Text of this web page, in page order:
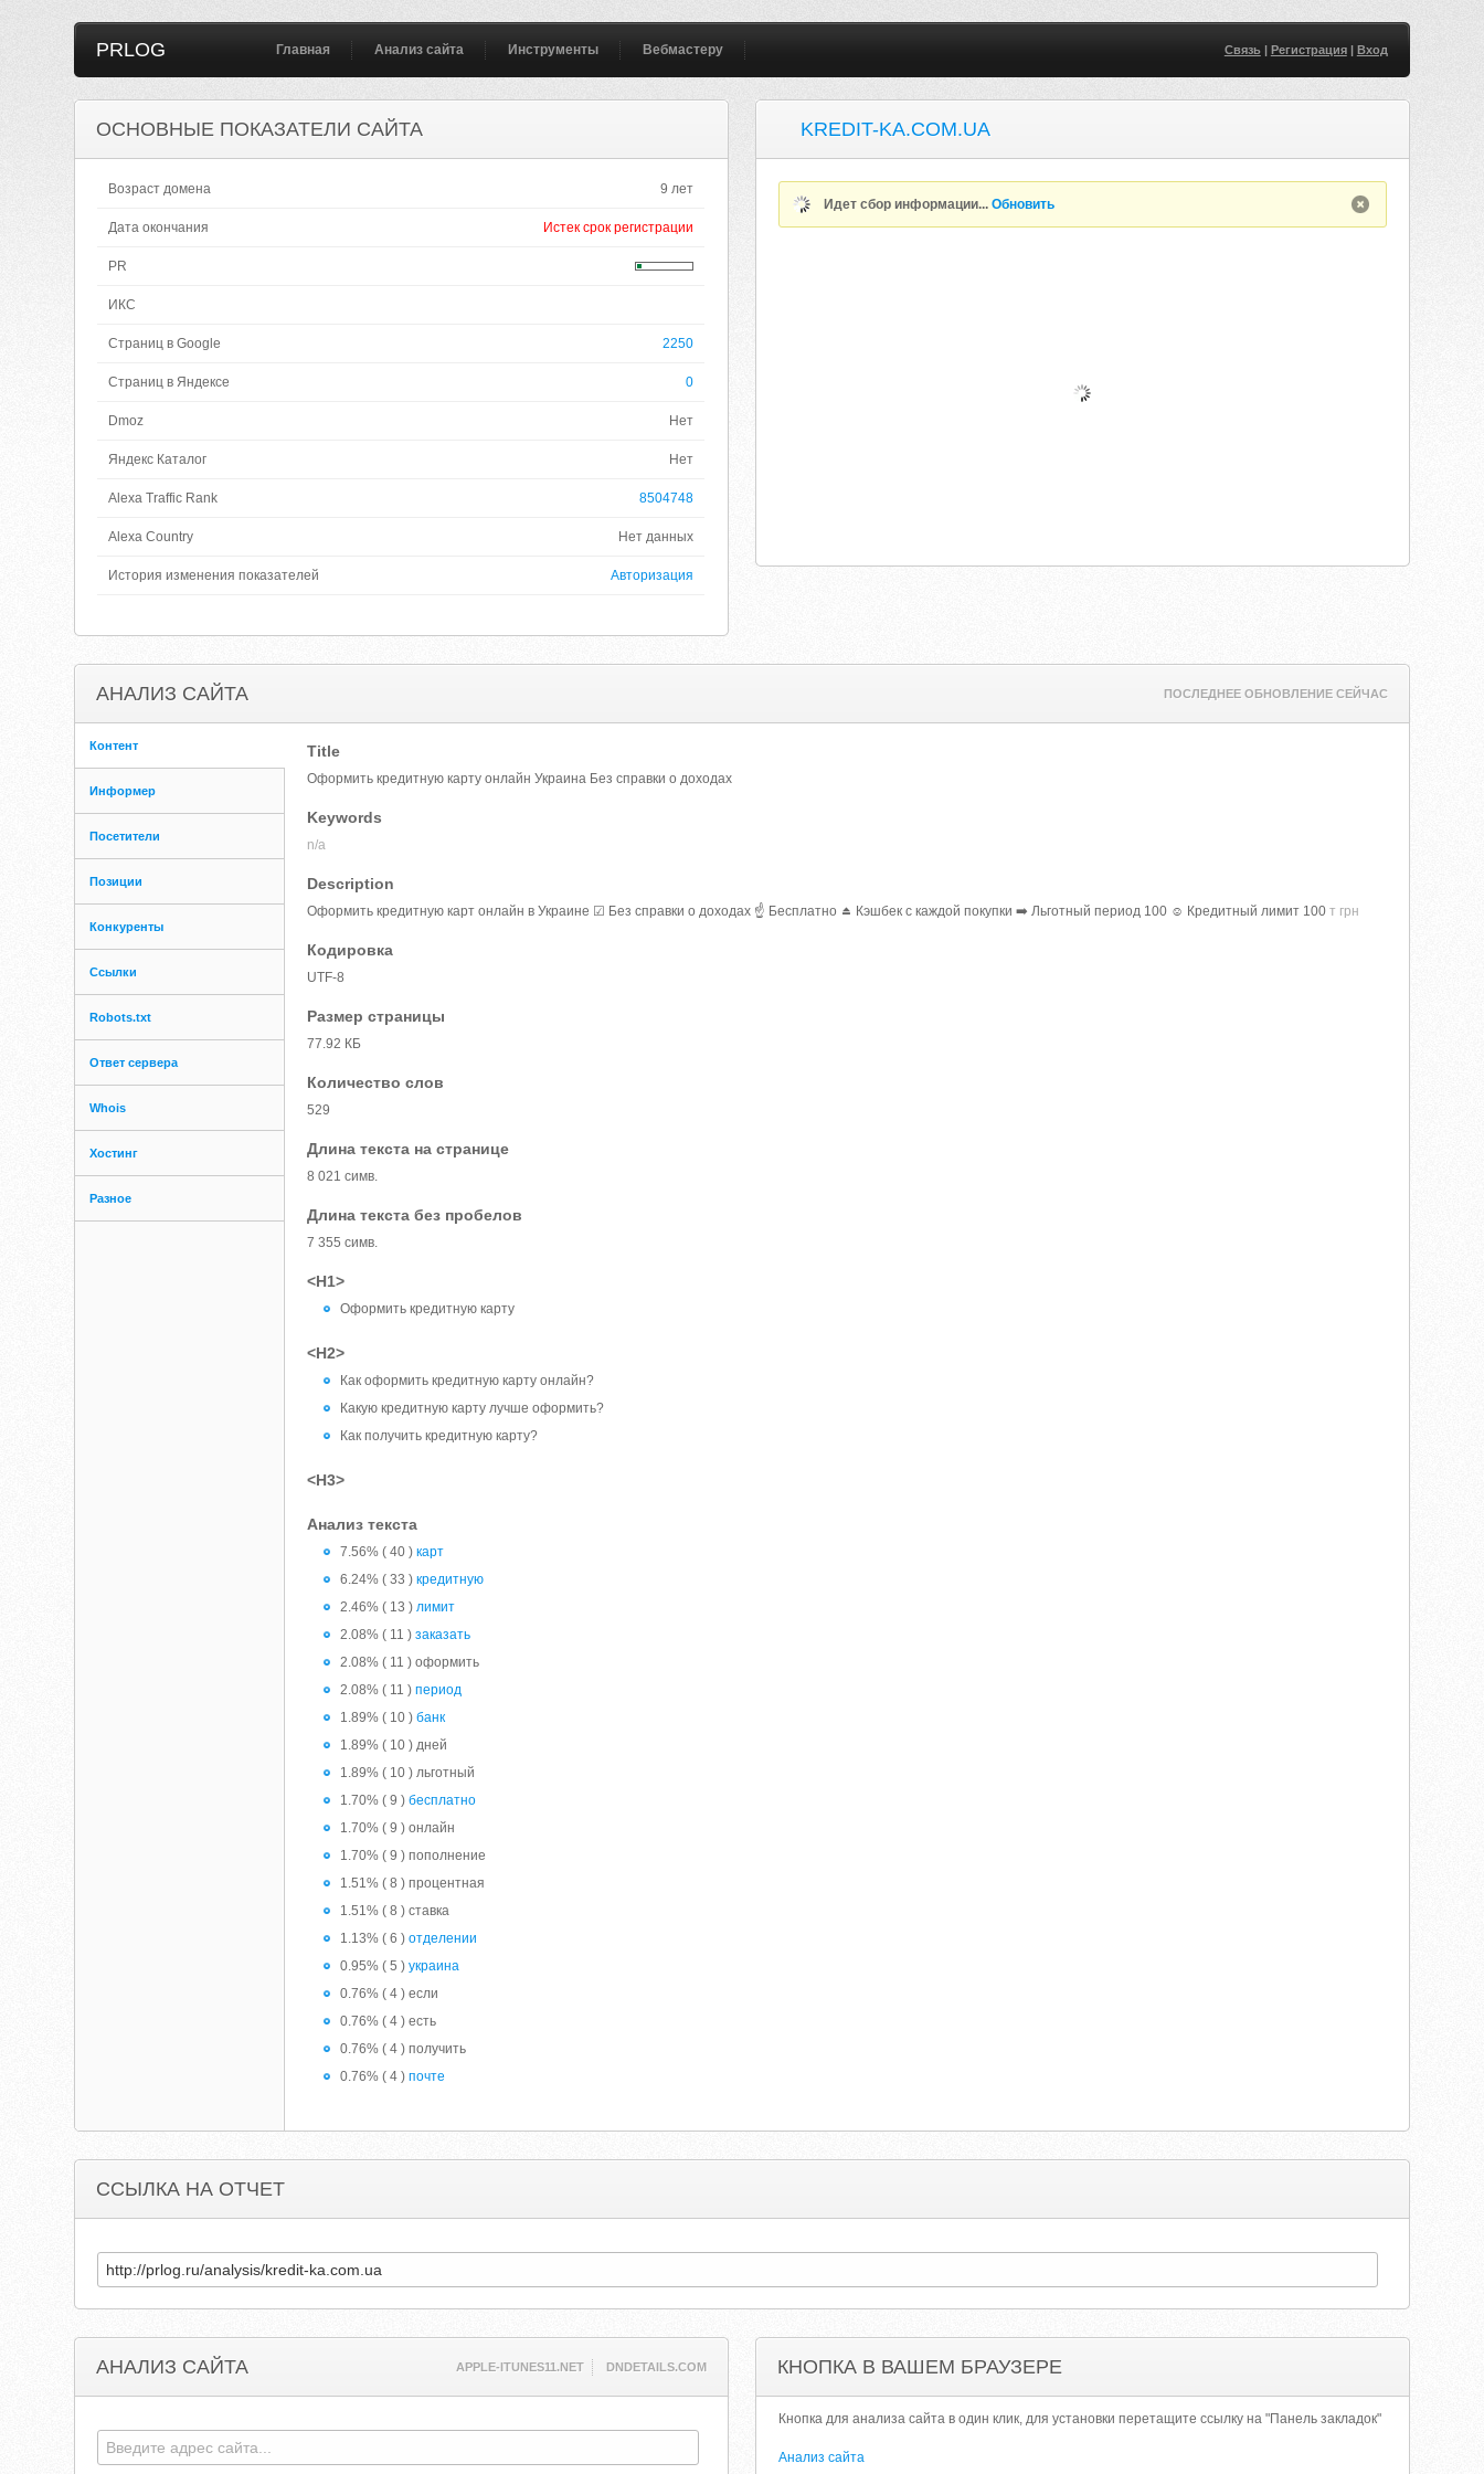
PRLOG Главная Анализ сайта Инструменты Вебмастеру Связь| Регистрация| Вход
ОСНОВНЫЕ ПОКАЗАТЕЛИ САЙТА
Возраст домена 9 лет
Дата окончания Истек срок регистрации
PR
ИКС
Страниц в Google 2250
Страниц в Яндексе 0
Dmoz Нет
Яндекс Каталог Нет
Alexa Traffic Rank 8504748
Alexa Country Нет данных
История изменения показателей Авторизация
KREDIT-KA.COM.UA
Идет сбор информации...Обновить
АНАЛИЗ САЙТА ПОСЛЕДНЕЕ ОБНОВЛЕНИЕ СЕЙЧАС
Контент
Информер
Посетители
Позиции
Конкуренты
Ссылки
Robots.txt
Ответ сервера
Whois
Хостинг
Разное
Title
Оформить кредитную карту онлайн Украина Без справки о доходах
Keywords
n/a
Description
Оформить кредитную карт онлайн в Украине ☑ Без справки о доходах ☝️ Бесплатно ⏏️ Кэшбек с каждой покупки ➡️ Льготный период 100 ☺ Кредитный лимит 100т грн
Кодировка
UTF-8
Размер страницы
77.92 КБ
Количество слов
529
Длина текста на странице
8 021 симв.
Длина текста без пробелов
7 355 симв.
<H1>
Оформить кредитную карту
<H2>
Как оформить кредитную карту онлайн?
Какую кредитную карту лучше оформить?
Как получить кредитную карту?
<H3>
Анализ текста
7.56% ( 40 )карт
6.24% ( 33 )кредитную
2.46% ( 13 )лимит
2.08% ( 11 )заказать
2.08% ( 11 ) оформить
2.08% ( 11 )период
1.89% ( 10 )банк
1.89% ( 10 ) дней
1.89% ( 10 ) льготный
1.70% ( 9 )бесплатно
1.70% ( 9 ) онлайн
1.70% ( 9 ) пополнение
1.51% ( 8 ) процентная
1.51% ( 8 ) ставка
1.13% ( 6 )отделении
0.95% ( 5 )украина
0.76% ( 4 ) если
0.76% ( 4 ) есть
0.76% ( 4 ) получить
0.76% ( 4 )почте
ССЫЛКА НА ОТЧЕТ
АНАЛИЗ САЙТА APPLE-ITUNES11.NET DNDETAILS.COM КНОПКА В ВАШЕМ БРАУЗЕРЕ
Кнопка для анализа сайта в один клик, для установки перетащите ссылку на "Панель закладок"
Анализ сайта